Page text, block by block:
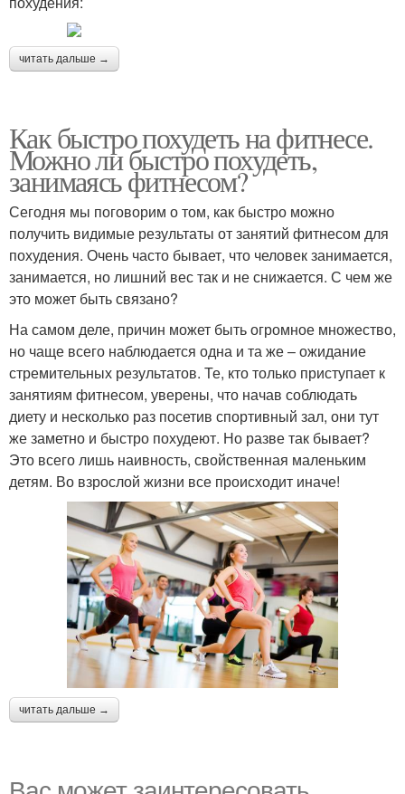
читать дальше →
Как быстро похудеть на фитнесе.
Можно ли быстро похудеть,
занимаясь фитнесом?
Сегодня мы поговорим о том, как быстро можно
получить видимые результаты от занятий фитнесом для
похудения. Очень часто бывает, что человек занимается,
занимается, но лишний вес так и не снижается. С чем же
это может быть связано?
На самом деле, причин может быть огромное множество,
но чаще всего наблюдается одна и та же – ожидание
стремительных результатов. Те, кто только приступает к
занятиям фитнесом, уверены, что начав соблюдать
диету и несколько раз посетив спортивный зал, они тут
же заметно и быстро похудеют. Но разве так бывает?
Это всего лишь наивность, свойственная маленьким
детям. Во взрослой жизни все происходит иначе!
читать дальше →